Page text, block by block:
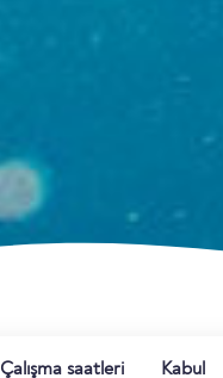
Çalışma saatleri Kabul